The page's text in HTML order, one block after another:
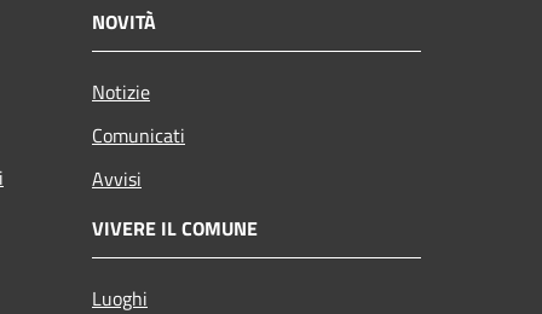
NOVITÀ
Notizie
Comunicati
Avvisi
VIVERE IL COMUNE
Luoghi